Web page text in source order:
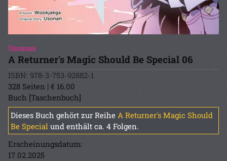
Usonan
A Returner's Magic Should Be Special 06
ISBN: 978-3-753-92882-1
328 Seiten | € 16.00
Buch [Taschenbuch]
Dieses Buch gehört zur Reihe A Returner's Magic Should
Be Special und enthält ca. 4 Folgen.
Erscheinungsdatum:
17.02.2025